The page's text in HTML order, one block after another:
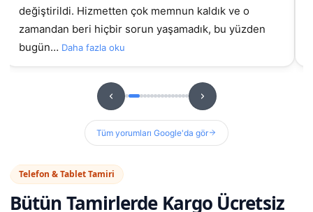
değiştirildi. Hizmetten çok memnun kaldık ve o
zamandan beri hiçbir sorun yaşamadık, bu yüzden
bugün… Daha fazla oku
Tüm yorumları Google'da gör
Telefon & Tablet Tamiri
Bütün Tamirlerde Kargo Ücretsiz